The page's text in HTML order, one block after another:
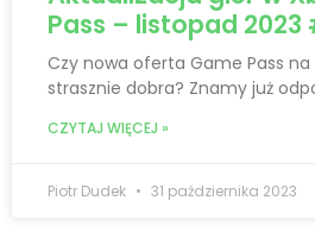
Pass – listopad 2023
Czy nowa oferta Game Pass na
strasznie dobra? Znamy już
CZYTAJ WIĘCEJ »
Piotr Dudek 31 października 2023